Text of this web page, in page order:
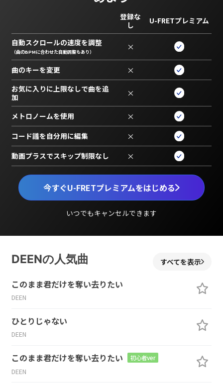
今すぐU-FRETプレミアムをはじめる
いつでもキャンセルできます
登録な
し
U-FRETプレミアム
自動スクロールの速度を調整
（曲のBPMに合わせた自動調整もあり） ×
曲のキーを変更 ×
お気に入りに上限なしで曲を追
加
×
メトロノームを使用 ×
コード譜を自分用に編集 ×
動画プラスでスキップ制限なし ×
DEENの人気曲 すべてを表示
このまま君だけを奪い去りたい
DEEN
ひとりじゃない
DEEN
このまま君だけを奪い去りたい 初心者ver
DEEN